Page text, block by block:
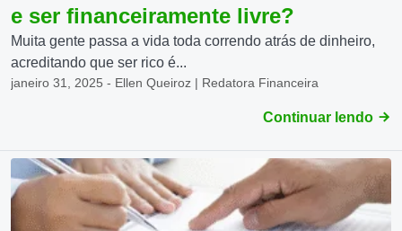
e ser financeiramente livre?
Muita gente passa a vida toda correndo atrás de dinheiro,
acreditando que ser rico é...
janeiro 31, 2025 - Ellen Queiroz | Redatora Financeira
Continuar lendo